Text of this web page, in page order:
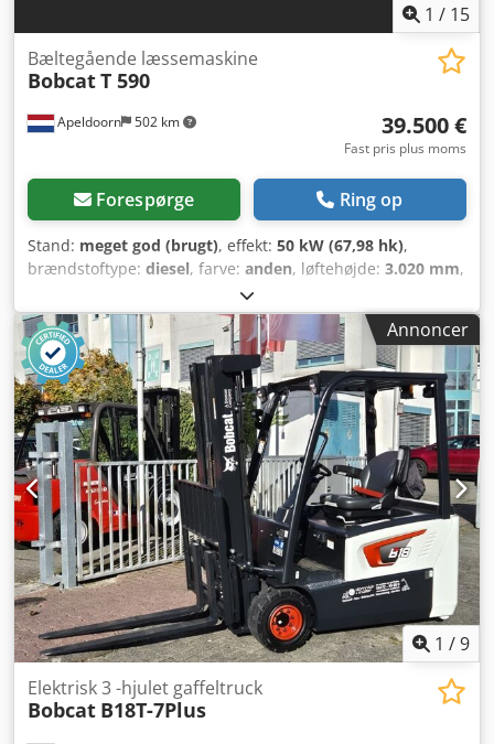
1 / 15
Apeldoorn 502 km
Bæltegående læssemaskine
BobcatT 590
39.500 €
Fast pris plus moms
Forespørge Ring op
Stand: meget god (brugt), effekt: 50 kW (67,98 hk),
brændstoftype: diesel, farve: anden, løftehøjde: 3.020 mm,
, driftstimer:
Egenvægt: 3.664 kg Mål (L x B x H): 337 x 173 x 198 cm
Styring: Bock Motormærke: Bobcat CE-mærkning: ja Teknisk
stand: meget god Cjdpey D D Rzjfx Ag Tsrf Visuel stand:
meget god = Yderligere muligheder og tilbehør = - 3.
hydraulikkreds - Blæser = Bemærkninger = Drivlinje Trin /
Niveau: Stage IV / Tier IV final Stand CE-type: CE Lukket
kabine med varme, SJC-joystickstyring, nye gummibælter,
deluxe display
Annoncer
1 /9
Elektrisk 3 -hjulet gaffeltruck
Bobcat B18T-7Plus